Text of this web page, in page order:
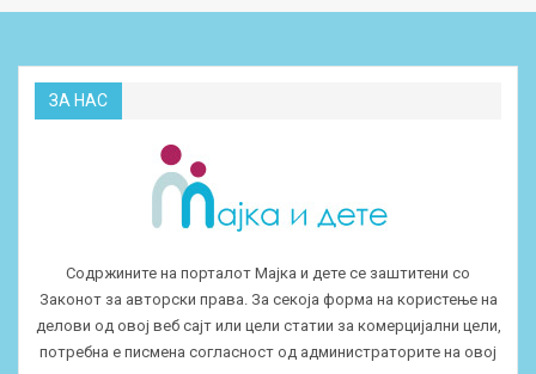
ЗА НАС
Содржините на порталот Мајка и дете се заштитени со
Законот за авторски права. За секоја форма на користење на
делови од овој веб сајт или цели статии за комерцијални цели,
потребна е писмена согласност од администраторите на овој